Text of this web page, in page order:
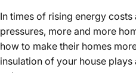
In times of rising energy
pressures, more and more
how to make their homes
insulation of your house